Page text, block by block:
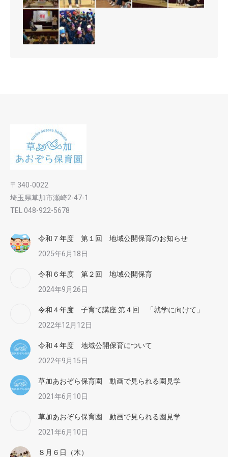
〒340-0022
埼玉県草加市瀬崎2-47-1
TEL 048-922-5678
令和７年度 第１回 地域公開保育のお知らせ
2025年6月18日
令和６年度 第２回 地域公開保育
2024年9月26日
令和４年度 子育て講座 第４回 「就学に向けて」
2022年12月12日
令和４年度 地域公開保育について
2022年9月15日
草加あおぞら保育園 動画で見られる園見学
2021年6月10日
草加あおぞら保育園 動画で見られる園見学
2021年6月10日
８月６日（木）